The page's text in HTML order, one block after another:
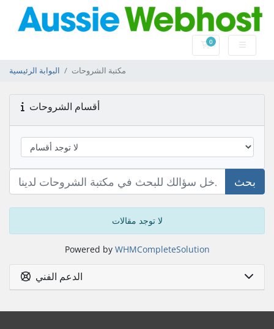
0عربة التسوق
البوابة الرئيسية مكتبة الشروحات
أقسام الشروحات
بحث
لا توجد مقالات
Powered by WHMCompleteSolution
الدعم الفني